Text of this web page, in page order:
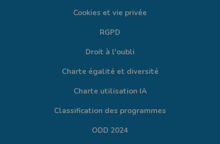
Cookies et vie privée
RGPD
Droit à l'oubli
Charte égalité et diversité
Charte utilisation IA
Classification des programmes
ODD 2024